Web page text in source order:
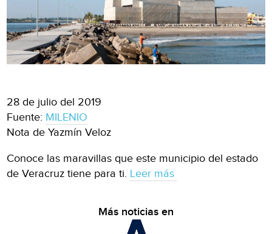
28 de julio del 2019
Fuente: MILENIO
Nota de Yazmín Veloz
Conoce las maravillas que este municipio del estado
de Veracruz tiene para ti. Leer más
Más noticias en